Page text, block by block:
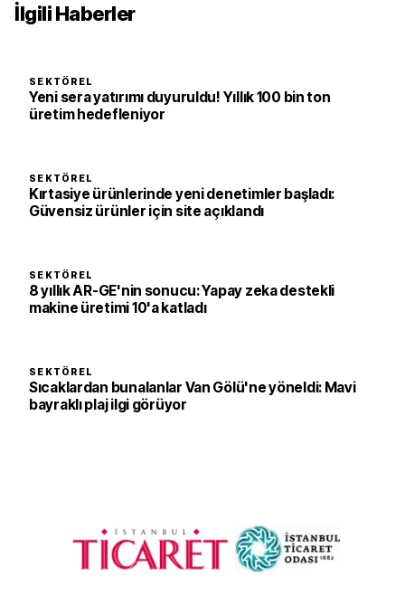
İlgili Haberler
SEKTÖREL
Yeni sera yatırımı duyuruldu! Yıllık 100 bin ton
üretim hedefleniyor
SEKTÖREL
Kırtasiye ürünlerinde yeni denetimler başladı:
Güvensiz ürünler için site açıklandı
SEKTÖREL
8 yıllık AR-GE'nin sonucu: Yapay zeka destekli
makine üretimi 10'a katladı
SEKTÖREL
Sıcaklardan bunalanlar Van Gölü'ne yöneldi: Mavi
bayraklı plaj ilgi görüyor